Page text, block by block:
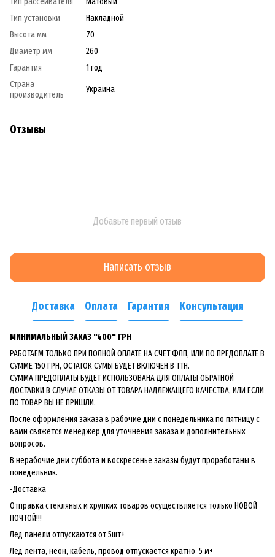
Тип установки
Накладной
Высота мм
70
Диаметр мм
260
Гарантия
1 год
Страна
производитель
Украина
Отзывы
Добавьте первый отзыв
Написать отзыв
Доставка Оплата Гарантия Консультация
МИНИМАЛЬНЫЙ ЗАКАЗ "400" ГРН
РАБОТАЕМ ТОЛЬКО ПРИ ПОЛНОЙ ОПЛАТЕ НА СЧЕТ ФЛП, ИЛИ ПО ПРЕДОПЛАТЕ В
СУММЕ 150 ГРН, ОСТАТОК СУМЫ БУДЕТ ВКЛЮЧЕН В ТТН.
СУММА ПРЕДОПЛАТЫ БУДЕТ ИСПОЛЬЗОВАНА ДЛЯ ОПЛАТЫ ОБРАТНОЙ
ДОСТАВКИ В СЛУЧАЕ ОТКАЗЫ ОТ ТОВАРА НАДЛЕЖАЩЕГО КАЧЕСТВА, ИЛИ ЕСЛИ
ПО ТОВАР ВЫ НЕ ПРИШЛИ.
После оформления заказа в рабочие дни с понедельника по пятницу с
вами свяжется менеджер для уточнения заказа и дополнительных
вопросов.
В нерабочие дни суббота и воскресенье заказы будут проработаны в
понедельник.
-Доставка
Отправка стекляных и хрупких товаров осуществляется только НОВОЙ
ПОЧТОЙ!!!
Лед панели отпускаются от 5шт+
Лед лента, неон, кабель, провод отпускается кратно 5 м+